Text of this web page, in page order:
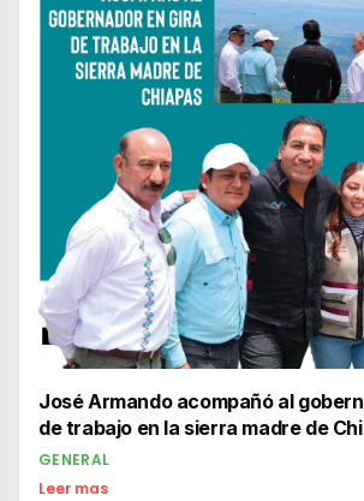
José Armando acompañó al
de trabajo en la sierra madre de
GENERAL
Leer mas